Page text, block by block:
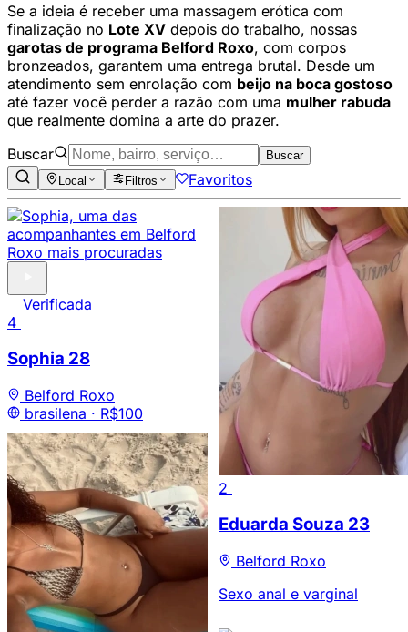
Se a ideia é receber uma massagem erótica com
finalização no Lote XV depois do trabalho, nossas
garotas de programa Belford Roxo, com corpos
bronzeados, garantem uma entrega brutal. Desde um
atendimento sem enrolação com beijo na boca gostoso
até fazer você perder a razão com uma mulher rabuda
que realmente domina a arte do prazer.
Buscar
Buscar
Local
Filtros Favoritos
Verificada
4
Sophia 28
Belford Roxo
brasilena · R$100
2
Eduarda Souza 23
Belford Roxo
Sexo anal e varginal